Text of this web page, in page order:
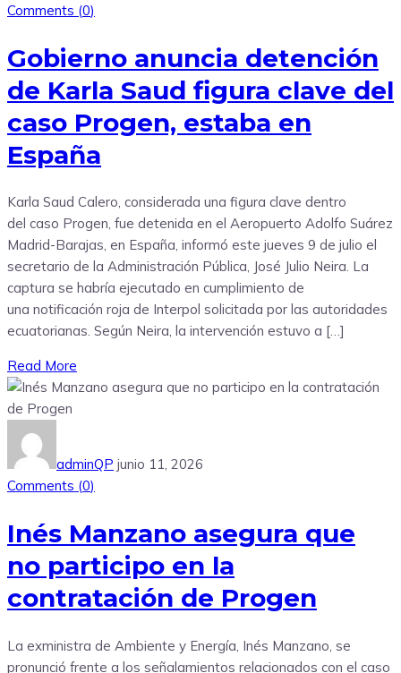
Comments (0)
Gobierno anuncia detención
de Karla Saud figura clave del
caso Progen, estaba en
España
Karla Saud Calero, considerada una figura clave dentro
del caso Progen, fue detenida en el Aeropuerto Adolfo Suárez
Madrid-Barajas, en España, informó este jueves 9 de julio el
secretario de la Administración Pública, José Julio Neira. La
captura se habría ejecutado en cumplimiento de
una notificación roja de Interpol solicitada por las autoridades
ecuatorianas. Según Neira, la intervención estuvo a […]
Read More
adminQP junio 11, 2026
Comments (0)
Inés Manzano asegura que
no participo en la
contratación de Progen
La exministra de Ambiente y Energía, Inés Manzano, se
pronunció frente a los señalamientos relacionados con el caso